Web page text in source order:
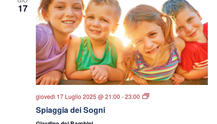
17
giovedì 17 Luglio 2025 @ 21:00 -23:00
Spiaggia
Spiaggia dei Sogni